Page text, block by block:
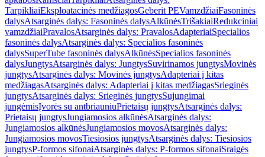
TarpikliaiEksploatacinės medžiagosGeberit PEVamzdžiaiFasoninės
dalysAtsarginės dalys: Fasoninės dalysAlkūnėsTrišakiaiRedukciniai
vamzdžiaiPravalosAtsarginės dalys: PravalosAdapteriaiSpecialios
fasoninės dalysAtsarginės dalys: Specialios fasoninės
dalysSuperTube fasoninės dalysAlkūnėsSpecialios fasoninės
dalysJungtysAtsarginės dalys: JungtysSuvirinamos jungtysMovinės
jungtysAtsarginės dalys: Movinės jungtysAdapteriai į kitas
medžiagasAtsarginės dalys: Adapteriai į kitas medžiagasSrieginės
jungtysAtsarginės dalys: Srieginės jungtysSujungimai
jungėmisĮvorės su antbriauniuPrietaisų jungtysAtsarginės dalys:
Prietaisų jungtysJungiamosios alkūnėsAtsarginės dalys:
Jungiamosios alkūnėsJungiamosios movosAtsarginės dalys:
Jungiamosios movosTiesiosios jungtysAtsarginės dalys: Tiesiosios
jungtysP-formos sifonaiAtsarginės dalys: P-formos sifonaiSraigės